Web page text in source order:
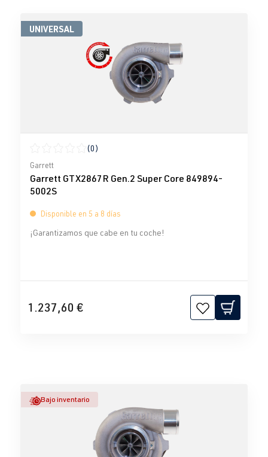
UNIVERSAL
Calificación promedio de 0 de 5 estrellas
(0)
Garrett
Garrett GTX2867R Gen.2 Super Core 849894-
5002S
Disponible en 5 a 8 días
¡Garantizamos que cabe en tu coche!
1.237,60 €
Bajo inventario